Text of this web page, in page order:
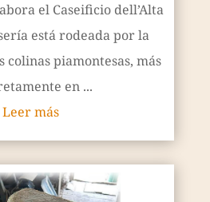
el Caseificio dell’Alta
está rodeada por la
colinas piamontesas, más
en ...
Leer más